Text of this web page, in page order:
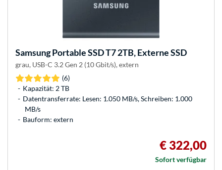
SamsungPortable SSD T7 2TB, Externe SSD
grau, USB-C 3.2 Gen 2 (10 Gbit/s), extern
(6)
Kapazität: 2 TB
Datentransferrate: Lesen: 1.050 MB/s, Schreiben: 1.000
MB/s
Bauform: extern
€ 322,00
Sofort verfügbar